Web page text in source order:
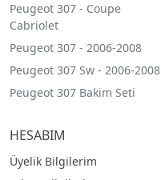
Peugeot 307 - Coupe
Cabriolet
Peugeot 307 - 2006-2008
Peugeot 307 Sw - 2006-2008
Peugeot 307 Bakim Seti
HESABIM
Üyelik Bilgilerim